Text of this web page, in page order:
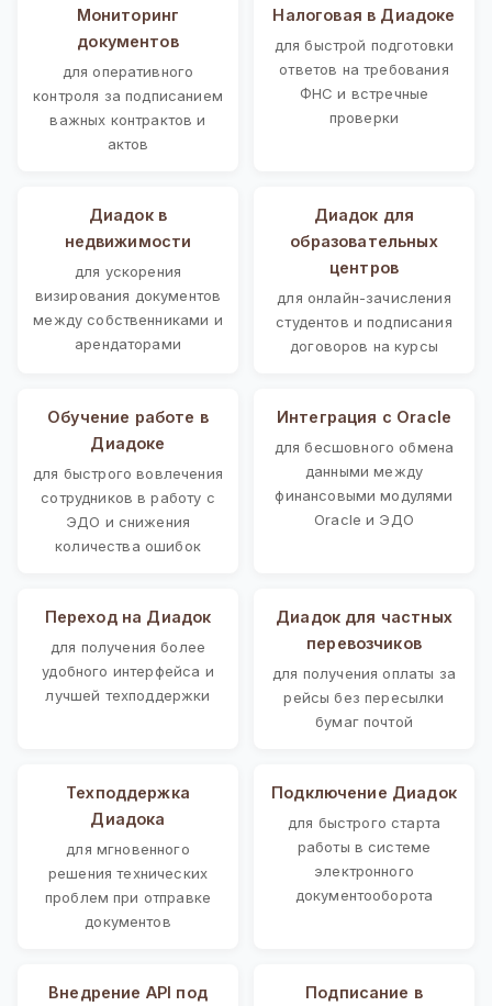
Мониторинг
документов
для оперативного
контроля за подписанием
важных контрактов и
актов
Налоговая в Диадоке
для быстрой подготовки
ответов на требования
ФНС и встречные
проверки
Диадок в
недвижимости
для ускорения
визирования документов
между собственниками и
арендаторами
Диадок для
образовательных
центров
для онлайн-зачисления
студентов и подписания
договоров на курсы
Обучение работе в
Диадоке
для быстрого вовлечения
сотрудников в работу с
ЭДО и снижения
количества ошибок
Интеграция с Oracle
для бесшовного обмена
данными между
финансовыми модулями
Oracle и ЭДО
Переход на Диадок
для получения более
удобного интерфейса и
лучшей техподдержки
Диадок для частных
перевозчиков
для получения оплаты за
рейсы без пересылки
бумаг почтой
Техподдержка
Диадока
для мгновенного
решения технических
проблем при отправке
документов
Подключение Диадок
для быстрого старта
работы в системе
электронного
документооборота
Внедрение API под
Подписание в